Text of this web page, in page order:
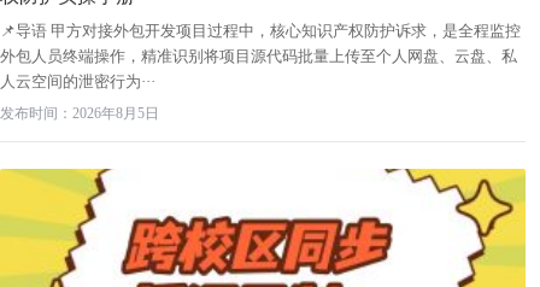
📌导语 甲方对接外包开发项目过程中，核心知识产权防护诉求，是全程监控
外包人员终端操作，精准识别将项目源代码批量上传至个人网盘、云盘、私
人云空间的泄密行为···
发布时间：2026年8月5日